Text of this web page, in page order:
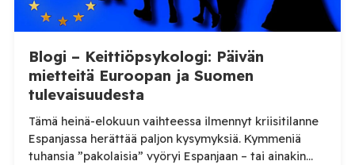
Blogi – Keittiöpsykologi: Päivän
mietteitä Euroopan ja Suomen
tulevaisuudesta
Tämä heinä-elokuun vaihteessa ilmennyt kriisitilanne
Espanjassa herättää paljon kysymyksiä. Kymmeniä
tuhansia ”pakolaisia” vyöryi Espanjaan – tai ainakin